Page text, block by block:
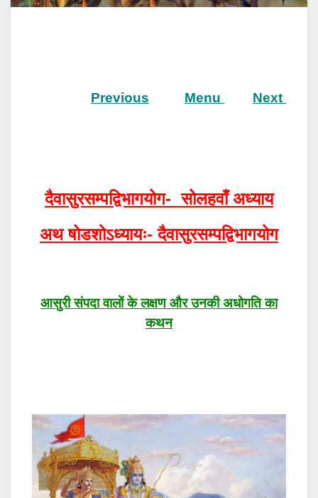
Previous Menu Next
दैवासुरसम्पद्विभागयोग- सोलहवाँ अध्याय
अथ षोडशोऽध्यायः- दैवासुरसम्पद्विभागयोग
आसुरी संपदा वालों के लक्षण और उनकी अधोगति का
कथन